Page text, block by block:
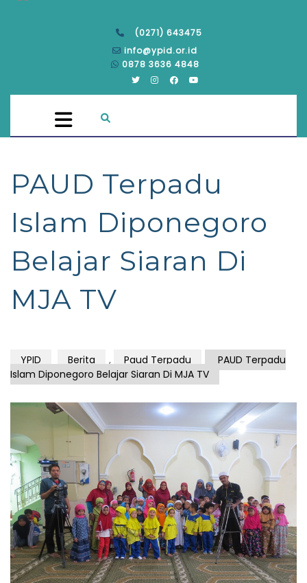
(0271) 643475
info@ypid.or.id
0878 3636 4848
PAUD Terpadu
Islam Diponegoro
Belajar Siaran Di
MJA TV
YPID Berita , Paud Terpadu
PAUD Terpadu
Islam Diponegoro Belajar Siaran Di MJA TV